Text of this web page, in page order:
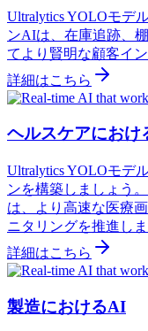
Ultralytics YOLOモデ
ンAIは、在庫追跡、
てより賢明な顧客イ
詳細はこちら
ヘルスケアにおけ
Ultralytics YOLOモデ
ンを構築しましょう
は、より高速な医療
ニタリングを推進しま
詳細はこちら
製造におけるAI